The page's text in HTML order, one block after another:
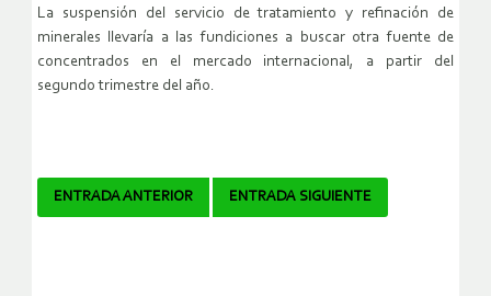
La suspensión del servicio de tratamiento y refinación de
minerales llevaría a las fundiciones a buscar otra fuente de
concentrados en el mercado internacional, a partir del
segundo trimestre del año.
Navegador
ENTRADA ANTERIOR ENTRADA SIGUIENTE